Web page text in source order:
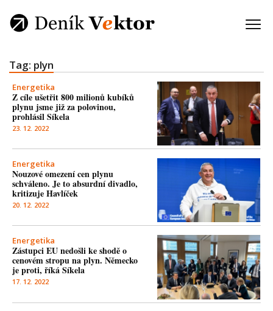
Tag: plyn
Energetika
Z cíle ušetřit 800 milionů kubíků
plynu jsme již za polovinou,
prohlásil Síkela
23. 12. 2022
Energetika
Nouzové omezení cen plynu
schváleno. Je to absurdní divadlo,
kritizuje Havlíček
20. 12. 2022
Energetika
Zástupci EU nedošli ke shodě o
cenovém stropu na plyn. Německo
je proti, říká Síkela
17. 12. 2022